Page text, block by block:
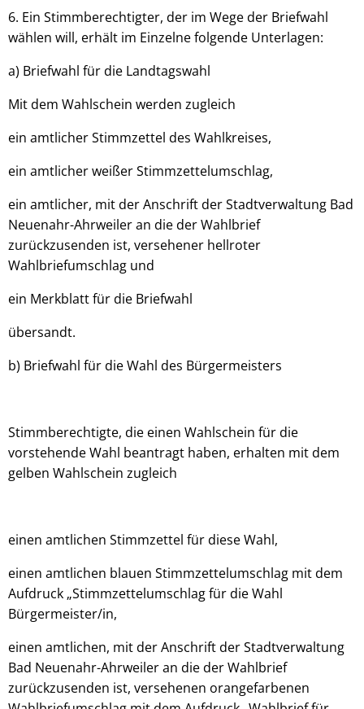
6. Ein Stimmberechtigter, der im Wege der Briefwahl
wählen will, erhält im Einzelne folgende Unterlagen:
a) Briefwahl für die Landtagswahl
Mit dem Wahlschein werden zugleich
ein amtlicher Stimmzettel des Wahlkreises,
ein amtlicher weißer Stimmzettelumschlag,
ein amtlicher, mit der Anschrift der Stadtverwaltung Bad
Neuenahr-Ahrweiler an die der Wahlbrief
zurückzusenden ist, versehener hellroter
Wahlbriefumschlag und
ein Merkblatt für die Briefwahl
übersandt.
b) Briefwahl für die Wahl des Bürgermeisters
Stimmberechtigte, die einen Wahlschein für die
vorstehende Wahl beantragt haben, erhalten mit dem
gelben Wahlschein zugleich
einen amtlichen Stimmzettel für diese Wahl,
einen amtlichen blauen Stimmzettelumschlag mit dem
Aufdruck „Stimmzettelumschlag für die Wahl
Bürgermeister/in,
einen amtlichen, mit der Anschrift der Stadtverwaltung
Bad Neuenahr-Ahrweiler an die der Wahlbrief
zurückzusenden ist, versehenen orangefarbenen